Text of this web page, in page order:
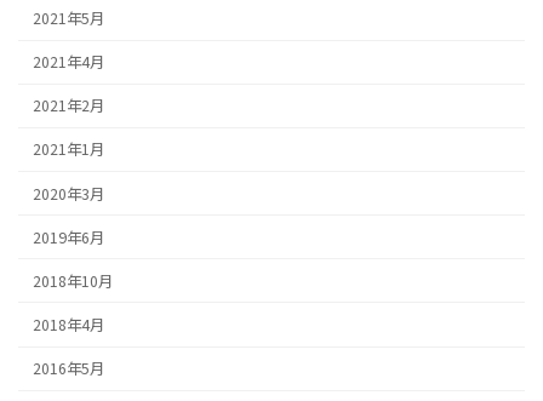
2021年5月
2021年4月
2021年2月
2021年1月
2020年3月
2019年6月
2018年10月
2018年4月
2016年5月